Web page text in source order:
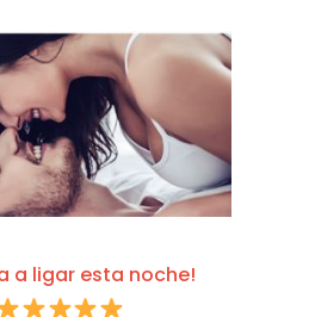
a ligar esta noche!